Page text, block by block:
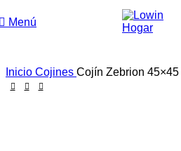
Menú
Inicio Cojines Cojín Zebrion 45×45